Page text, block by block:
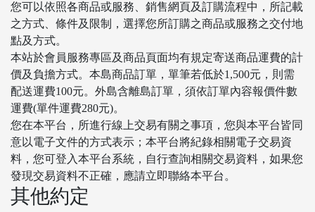
您可以依照各商品或服務、銷售網頁及訂購流程中，所記載
之方式、條件及限制，選擇您所訂購之商品或服務之交付地
點及方式。
本站於會員服務專區及商品頁面均有規定寄送商品運費的計
價及負擔方式。本島商品訂單，單筆若低於1,500元，則需
配送運費100元。外島含離島訂單，須依訂單內容報價件數
運費(單件運費280元)。
您在本平台，所進行線上交易有關之事項，您與本平台皆同
意以電子文件的方式表示；本平台將紀錄相關電子交易資
料，您可登入本平台系統，自行查詢相關交易資料，如果您
發現交易資料不正確，應請立即聯絡本平台。
其他約定